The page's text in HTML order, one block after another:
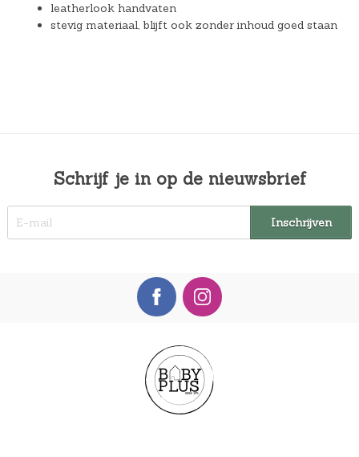
leatherlook handvaten
stevig materiaal, blijft ook zonder inhoud goed staan
Schrijf je in op de nieuwsbrief